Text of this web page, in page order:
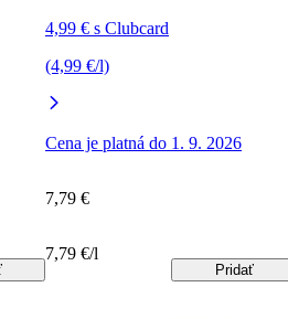
4,99 € s Clubcard
(4,99 €/l)
Cena je platná do 1. 9. 2026
7,79 €
7,79 €/l
Pridať